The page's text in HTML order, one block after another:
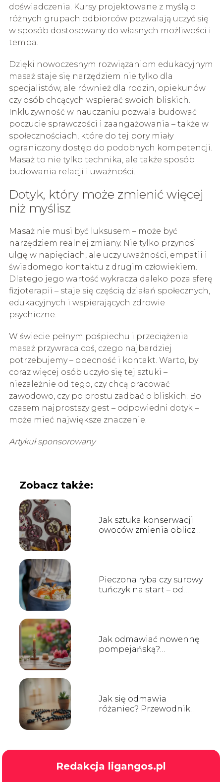
doświadczenia. Kursy projektowane z myślą o
różnych grupach odbiorców pozwalają uczyć się
w sposób dostosowany do własnych możliwości i
tempa.
Dzięki nowoczesnym rozwiązaniom edukacyjnym
masaż staje się narzędziem nie tylko dla
specjalistów, ale również dla rodzin, opiekunów
czy osób chcących wspierać swoich bliskich.
Inkluzywność w nauczaniu pozwala budować
poczucie sprawczości i zaangażowania – także w
społecznościach, które do tej pory miały
ograniczony dostęp do podobnych kompetencji.
Masaż to nie tylko technika, ale także sposób
budowania relacji i uważności.
Dotyk, który może zmienić więcej
niż myślisz
Masaż nie musi być luksusem – może być
narzędziem realnej zmiany. Nie tylko przynosi
ulgę w napięciach, ale uczy uważności, empatii i
świadomego kontaktu z drugim człowiekiem.
Dlatego jego wartość wykracza daleko poza sferę
fizjoterapii – staje się częścią działań społecznych,
edukacyjnych i wspierających zdrowie
psychiczne.
W świecie pełnym pośpiechu i przeciążenia
masaż przywraca coś, czego najbardziej
potrzebujemy – obecność i kontakt. Warto, by
coraz więcej osób uczyło się tej sztuki –
niezależnie od tego, czy chcą pracować
zawodowo, czy po prostu zadbać o bliskich. Bo
czasem najprostszy gest – odpowiedni dotyk –
może mieć największe znaczenie.
Artykuł sponsorowany
Zobacz także:
Jak sztuka konserwacji
owoców zmienia oblicze
Pieczona ryba czy surowy
tuńczyk na start – od
Jak odmawiać nowennę
pompejańską?
Jak się odmawia
różaniec? Przewodnik
Redakcja ligangos.pl